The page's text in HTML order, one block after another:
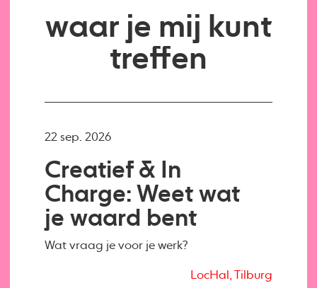
waar je mij kunt
treffen
Creatief & In
Charge: Weet wat
je waard bent
Wat vraag je voor je werk?
22 sep. 2026
LocHal, Tilburg